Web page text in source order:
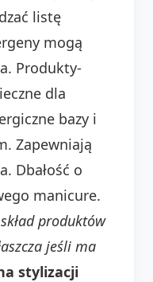
listę
mogą
Produkty-
dla
bazy i
Zapewniają
Dbałość o
manicure.
produktów
jeśli ma
stylizacji